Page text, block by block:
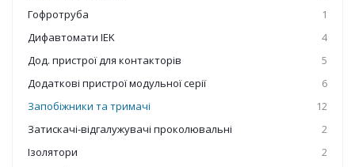
Гофротруба
1
Дифавтомати IEK
4
Дод. пристрої для контакторів
5
Додаткові пристрої модульної серії
6
Запобіжники та тримачі
12
Затискачі-відгалужувачі проколювальні
2
Ізолятори
2